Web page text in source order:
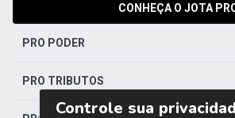
CONHEÇA O JOTA
PRO PODER
PRO TRIBUTOS